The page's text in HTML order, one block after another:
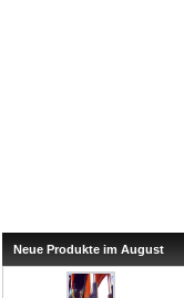
Neue Produkte im August